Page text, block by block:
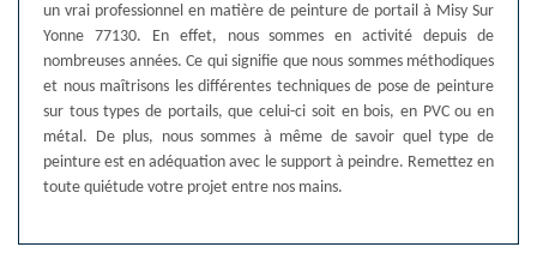
un vrai professionnel en matière de peinture de portail à Misy Sur
Yonne 77130. En effet, nous sommes en activité depuis de
nombreuses années. Ce qui signifie que nous sommes méthodiques
et nous maîtrisons les différentes techniques de pose de peinture
sur tous types de portails, que celui-ci soit en bois, en PVC ou en
métal. De plus, nous sommes à même de savoir quel type de
peinture est en adéquation avec le support à peindre. Remettez en
toute quiétude votre projet entre nos mains.